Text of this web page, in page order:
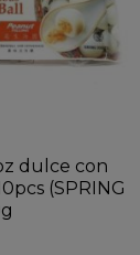
dulce con
(SPRING